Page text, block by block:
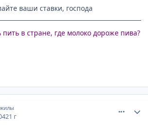
ваши ставки, господа
в стране, где молоко дороже пива?
21 г